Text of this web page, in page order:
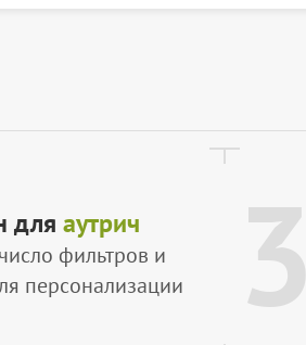
для аутрич
фильтров и
персонализации
3